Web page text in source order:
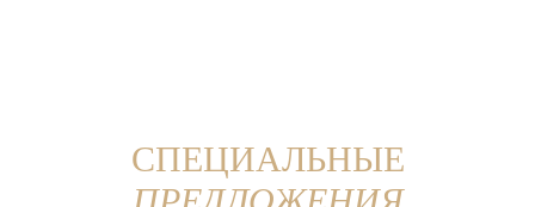
СПЕЦИАЛЬНЫЕ